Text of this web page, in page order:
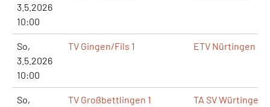
3.5.2026
10:00
So,
3.5.2026
10:00
TV Gingen/Fils 1 ETV Nürtingen 1
So,
TV Großbettlingen 1 TA SV Würtingen 1